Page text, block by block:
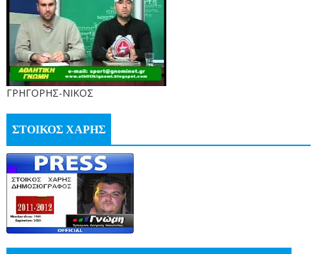
ΓΡΗΓΟΡΗΣ-ΝΙΚΟΣ
ΣΤΟΙΚΟΣ ΧΑΡΗΣ